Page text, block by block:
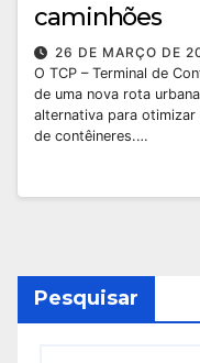
caminhões
26 DE MARÇO DE
O TCP – Terminal de
de uma nova rota
alternativa para
de contêineres.…
Pesquisar